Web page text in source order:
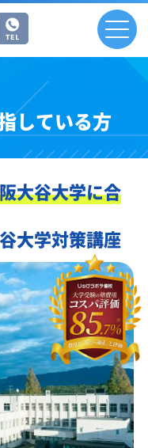
している方
大谷大学に合
大学対策講座